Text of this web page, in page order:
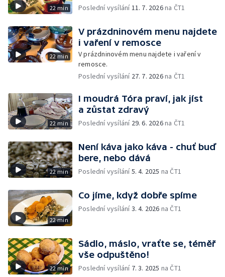
22 min Poslední vysílání11. 7. 2026na ČT1
22 min
V prázdninovém menu najdete
i vaření v remosce
V prázdninovém menu najdete i vaření v
remosce.
Poslední vysílání 27. 7. 2026na ČT1
22 min
I moudrá Tóra praví, jak jíst
a zůstat zdravý
Poslední vysílání 29. 6. 2026na ČT1
22 min
Není káva jako káva - chuť buď
bere, nebo dává
Poslední vysílání5. 4. 2025 na ČT1
22 min
Co jíme, když dobře spíme
Poslední vysílání3. 4. 2026 na ČT1
22 min
Sádlo, máslo, vraťte se, téměř
vše odpuštěno!
Poslední vysílání 7. 3. 2025 na ČT1